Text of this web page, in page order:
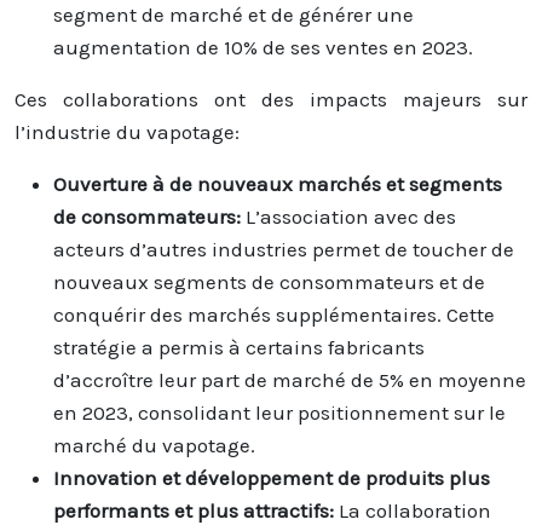
segment de marché et de générer une
augmentation de 10% de ses ventes en 2023.
Ces collaborations ont des impacts majeurs sur
l’industrie du vapotage:
Ouverture à de nouveaux marchés et segments
de consommateurs: L’association avec des
acteurs d’autres industries permet de toucher de
nouveaux segments de consommateurs et de
conquérir des marchés supplémentaires. Cette
stratégie a permis à certains fabricants
d’accroître leur part de marché de 5% en moyenne
en 2023, consolidant leur positionnement sur le
marché du vapotage.
Innovation et développement de produits plus
performants et plus attractifs: La collaboration